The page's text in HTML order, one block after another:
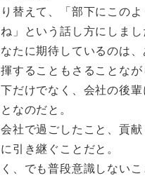
替えて、「部下にこの
」という話し方にしまし
たに期待しているのは
することもさることなが
だけでなく、会社の後
なのだと。
社で過ごしたこと、貢
引き継ぐことだと。
、でも普段意識しない